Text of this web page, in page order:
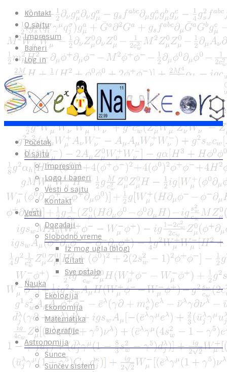
Kontakt
O sajtu
Impresum
Baneri
Log in
Početak
O sajtu
Impresum
Logo i baneri
Vesti o sajtu
Kontakt
Vesti
Događaji
Slobodno vreme
Iz mog ugla (blog)
Citati
Sve ostalo
Nauka
Ekologija
Ekonomija
Matematika
Biografije
Astronomija
Sunce
Sunčev sistem